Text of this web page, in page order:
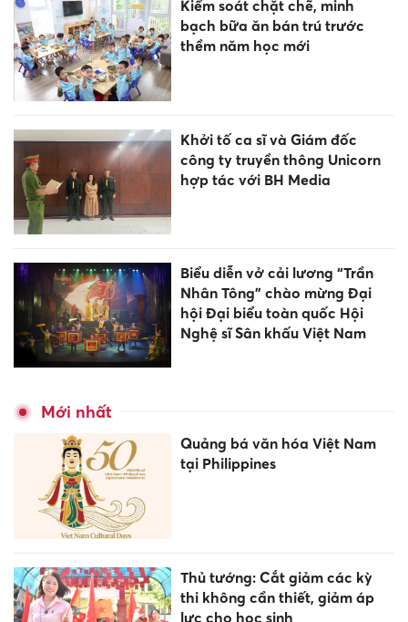
Kiểm soát chặt chẽ, minh
bạch bữa ăn bán trú trước
thềm năm học mới
Khởi tố ca sĩ và Giám đốc
công ty truyền thông Unicorn
hợp tác với BH Media
Biểu diễn vở cải lương “Trần
Nhân Tông” chào mừng Đại
hội Đại biểu toàn quốc Hội
Nghệ sĩ Sân khấu Việt Nam
Mới nhất
Quảng bá văn hóa Việt Nam
tại Philippines
Thủ tướng: Cắt giảm các kỳ
thi không cần thiết, giảm áp
lực cho học sinh